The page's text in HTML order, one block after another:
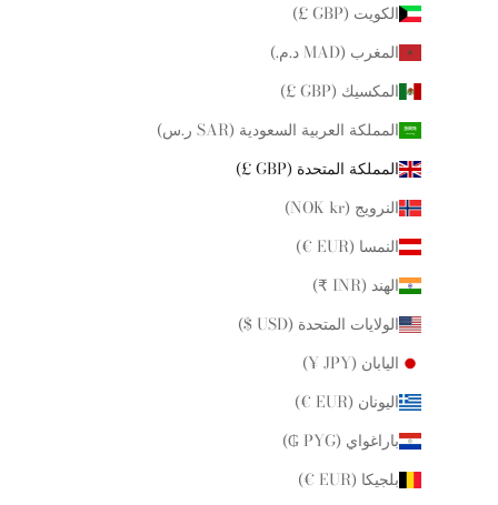
الكويت (GBP £)
المغرب (MAD د.م.)
المكسيك (GBP £)
المملكة العربية السعودية (SAR ر.س)
المملكة المتحدة (GBP £)
النرويج (NOK kr)
النمسا (EUR €)
الهند (INR ₹)
الولايات المتحدة (USD $)
اليابان (JPY ¥)
اليونان (EUR €)
باراغواي (PYG ₲)
بلجيكا (EUR €)